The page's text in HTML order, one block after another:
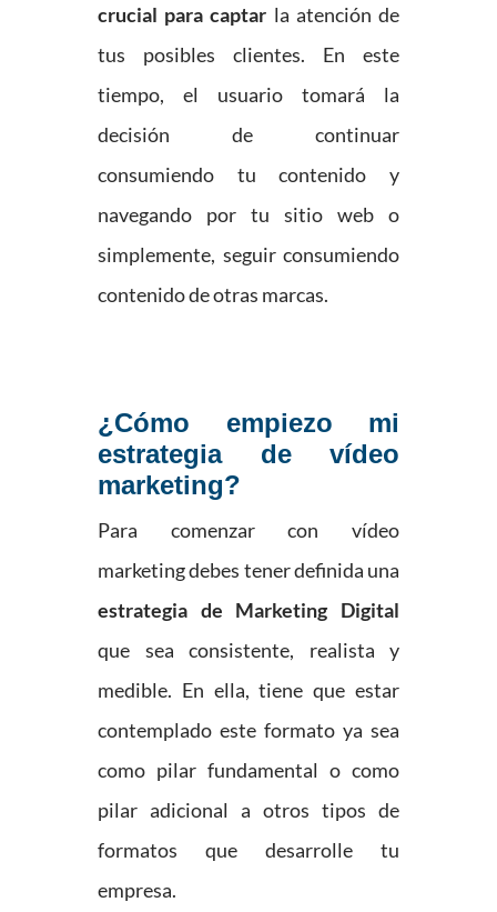
crucial para captar la atención de
tus posibles clientes. En este
tiempo, el usuario tomará la
decisión de continuar
consumiendo tu contenido y
navegando por tu sitio web o
simplemente, seguir consumiendo
contenido de otras marcas.
¿Cómo empiezo mi
estrategia de vídeo
marketing?
Para comenzar con vídeo
marketing debes tener definida una
estrategia de Marketing Digital
que sea consistente, realista y
medible. En ella, tiene que estar
contemplado este formato ya sea
como pilar fundamental o como
pilar adicional a otros tipos de
formatos que desarrolle tu
empresa.